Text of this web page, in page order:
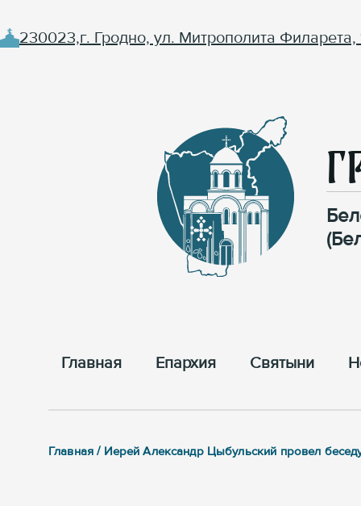
230023,г. Гродно, ул. Митрополита Филарета,
Главная Епархия Cвятыни
Главная / Иерей Александр Цыбульский провел